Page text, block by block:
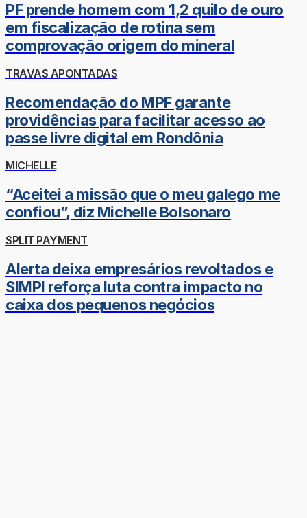
PF prende homem com 1,2 quilo de ouro
em fiscalização de rotina sem
comprovação origem do mineral
TRAVAS APONTADAS
Recomendação do MPF garante
providências para facilitar acesso ao
passe livre digital em Rondônia
MICHELLE
“Aceitei a missão que o meu galego me
confiou”, diz Michelle Bolsonaro
SPLIT PAYMENT
Alerta deixa empresários revoltados e
SIMPI reforça luta contra impacto no
caixa dos pequenos negócios